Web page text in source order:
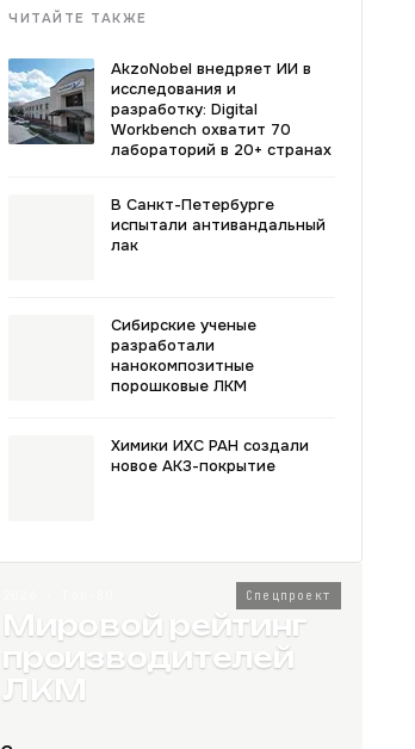
ЧИТАЙТЕ ТАКЖЕ
AkzoNobel внедряет ИИ в
исследования и
разработку: Digital
Workbench охватит 70
лабораторий в 20+ странах
В Санкт-Петербурге
испытали антивандальный
лак
Сибирские ученые
разработали
нанокомпозитные
порошковые ЛКМ
Химики ИХС РАН создали
новое АКЗ-покрытие
Спецпроект
Мировой рейтинг
производителей
ЛКМ